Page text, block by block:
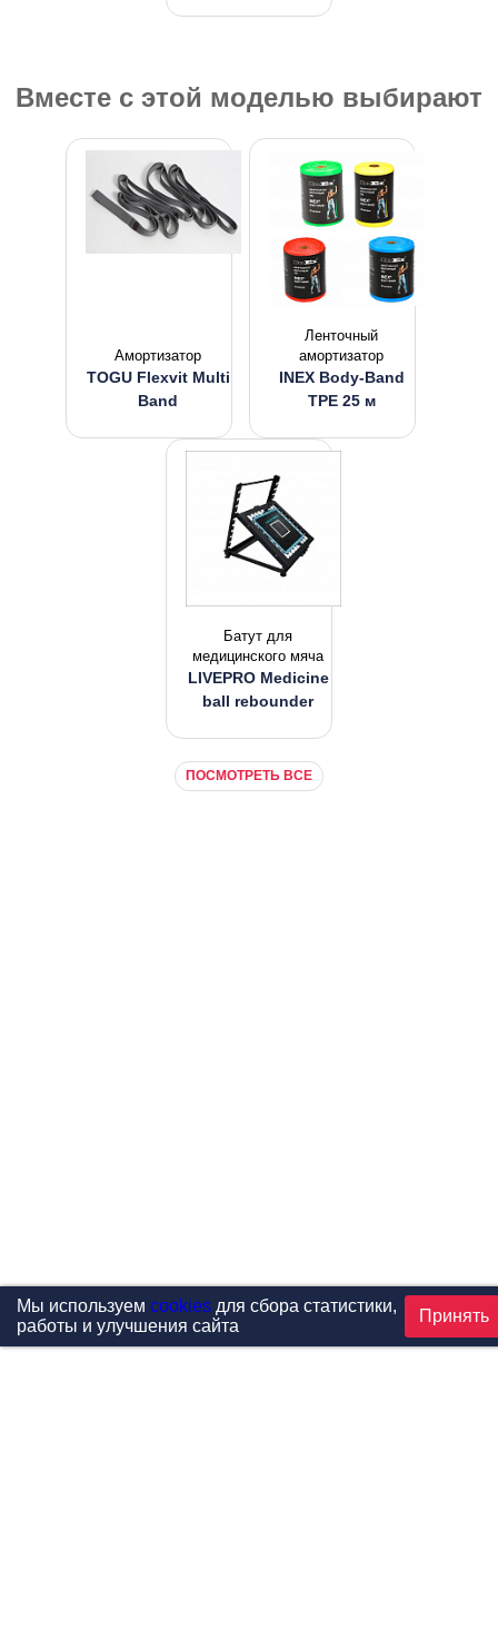
Вместе с этой моделью выбирают
Амортизатор
TOGU Flexvit Multi
Band
Ленточный
амортизатор
INEX Body-Band
TPE 25 м
Батут для
медицинского мяча
LIVEPRO Medicine
ball rebounder
ПОСМОТРЕТЬ ВСЕ
Мы используемcookies для сбора статистики,
работы и улучшения сайта
Принять